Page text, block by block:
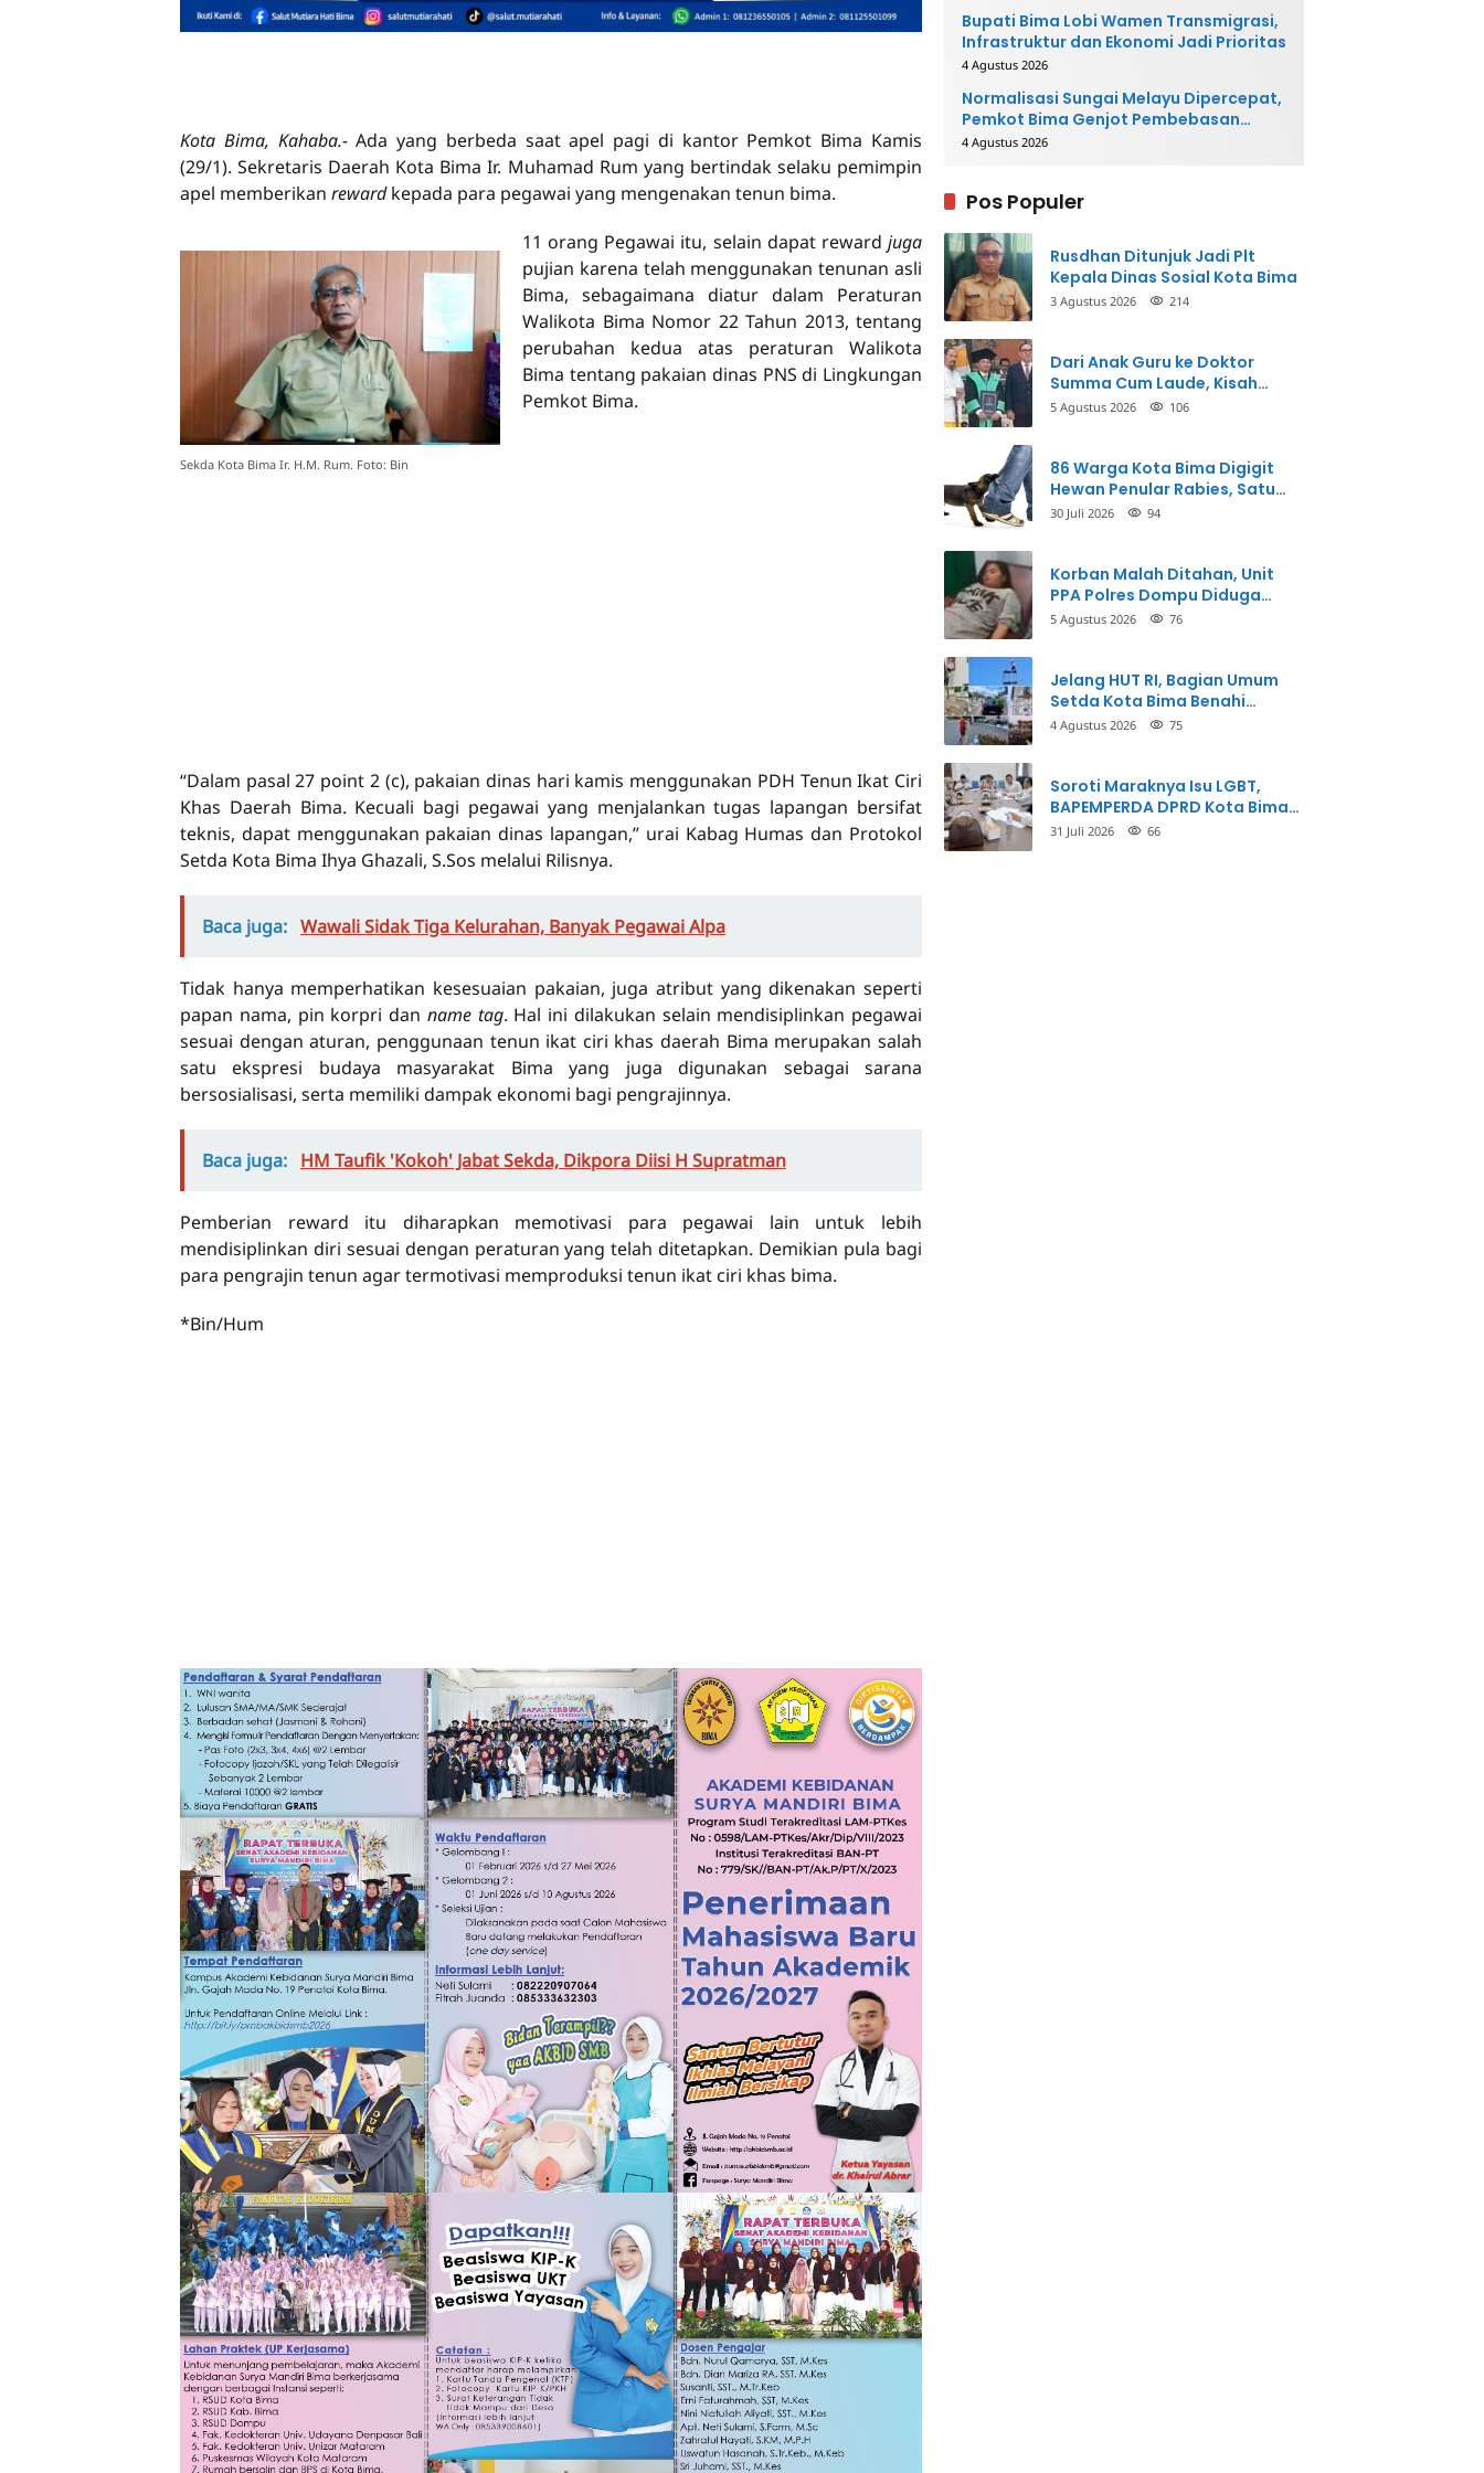
Kota Bima, Kahaba.-Ada yang berbeda saat apel pagi di kantor Pemkot Bima Kamis
(29/1). Sekretaris Daerah Kota Bima Ir. Muhamad Rum yang bertindak selaku pemimpin
apel memberikan rewardkepada para pegawai yang mengenakan tenun bima.
Sekda Kota Bima Ir. H.M. Rum. Foto: Bin
11 orang Pegawai itu, selain dapat reward juga
pujian karena telah menggunakan tenunan asli
Bima, sebagaimana diatur dalam Peraturan
Walikota Bima Nomor 22 Tahun 2013, tentang
perubahan kedua atas peraturan Walikota
Bima tentang pakaian dinas PNS di Lingkungan
Pemkot Bima.
“Dalam pasal 27 point 2 (c), pakaian dinas hari kamis menggunakan PDH Tenun Ikat Ciri
Khas Daerah Bima. Kecuali bagi pegawai yang menjalankan tugas lapangan bersifat
teknis, dapat menggunakan pakaian dinas lapangan,” urai Kabag Humas dan Protokol
Setda Kota Bima Ihya Ghazali, S.Sos melalui Rilisnya.
Baca juga: Wawali Sidak Tiga Kelurahan, Banyak Pegawai Alpa
Tidak hanya memperhatikan kesesuaian pakaian, juga atribut yang dikenakan seperti
papan nama, pin korpri dan name tag. Hal ini dilakukan selain mendisiplinkan pegawai
sesuai dengan aturan, penggunaan tenun ikat ciri khas daerah Bima merupakan salah
satu ekspresi budaya masyarakat Bima yang juga digunakan sebagai sarana
bersosialisasi, serta memiliki dampak ekonomi bagi pengrajinnya.
Baca juga: HM Taufik 'Kokoh' Jabat Sekda, Dikpora Diisi H Supratman
Pemberian reward itu diharapkan memotivasi para pegawai lain untuk lebih
mendisiplinkan diri sesuai dengan peraturan yang telah ditetapkan. Demikian pula bagi
para pengrajin tenun agar termotivasi memproduksi tenun ikat ciri khas bima.
*Bin/Hum
Bupati Bima Lobi Wamen Transmigrasi,
Infrastruktur dan Ekonomi Jadi Prioritas
4 Agustus 2026
Normalisasi Sungai Melayu Dipercepat,
Pemkot Bima Genjot Pembebasan
Lahan
4 Agustus 2026
Pos Populer
Rusdhan Ditunjuk Jadi Plt
Kepala Dinas Sosial Kota Bima
3 Agustus 2026 214
Dari Anak Guru ke Doktor
Summa Cum Laude, Kisah
Taman Firdaus Menginspirasi
5 Agustus 2026 106
86 Warga Kota Bima Digigit
Hewan Penular Rabies, Satu
Korban Meninggal Dunia
30 Juli 2026 94
Korban Malah Ditahan, Unit
PPA Polres Dompu Diduga
Balikkan Fakta Kasus
5 Agustus 2026 76
Jelang HUT RI, Bagian Umum
Setda Kota Bima Benahi
Kantor Pemkot
4 Agustus 2026 75
Soroti Maraknya Isu LGBT,
BAPEMPERDA DPRD Kota Bima
Mulai Bahas Rancangan Perda
31 Juli 2026 66